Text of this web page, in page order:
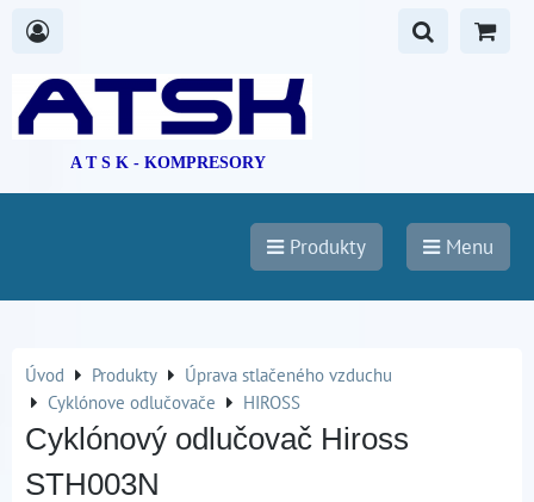
A T S K - KOMPRESORY
Produkty Menu
Úvod Produkty
Úprava stlačeného vzduchu
Cyklónove odlučovače
HIROSS
Cyklónový odlučovač Hiross
STH003N